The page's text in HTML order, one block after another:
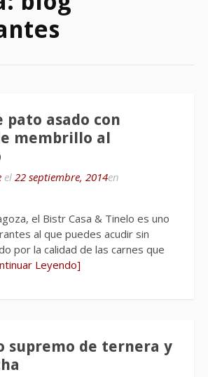
pato asado con
membrillo al
el 22 septiembre, 2014en
el Bistr Casa & Tinelo es uno
al que puedes acudir sin
por la calidad de las carnes que
Leyendo]
supremo de ternera y